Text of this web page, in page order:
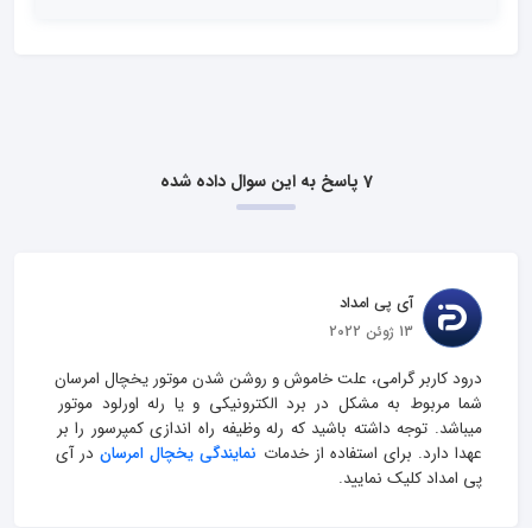
7 پاسخ به این سوال داده شده
آی پی امداد
13 ژوئن 2022
درود کاربر گرامی، علت خاموش و روشن شدن موتور یخچال امرسان
شما مربوط به مشکل در برد الکترونیکی و یا رله اورلود موتور
میباشد. توجه داشته باشید که رله وظیفه راه اندازی کمپرسور را بر
عهدا دارد. برای استفاده از خدمات نمایندگی یخچال امرسان در آی
پی امداد کلیک نمایید.